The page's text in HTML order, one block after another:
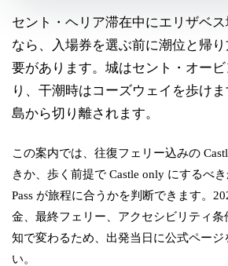
セント・ヘリア滞在中にエリザベ
なら、入場券を選ぶ前に潮位と帰
要があります。城はセント・オー
り、干潮時はコーズウェイを歩け
島から切り離されます。
この案内では、往復フェリー込みの
きか、歩く前提で Castle only にするべ
Pass が旅程に合うかを判断できます。
金、最終フェリー、アクセシビリティ
知で変わるため、出発当日に公式ページ
い。